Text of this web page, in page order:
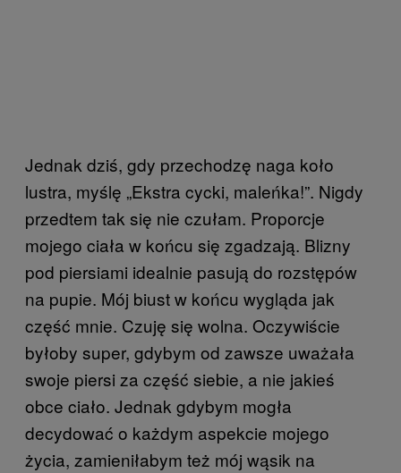
Jednak dziś, gdy przechodzę naga koło
lustra, myślę „Ekstra cycki, maleńka!”. Nigdy
przedtem tak się nie czułam. Proporcje
mojego ciała w końcu się zgadzają. Blizny
pod piersiami idealnie pasują do rozstępów
na pupie. Mój biust w końcu wygląda jak
część mnie. Czuję się wolna. Oczywiście
byłoby super, gdybym od zawsze uważała
swoje piersi za część siebie, a nie jakieś
obce ciało. Jednak gdybym mogła
decydować o każdym aspekcie mojego
życia, zamieniłabym też mój wąsik na